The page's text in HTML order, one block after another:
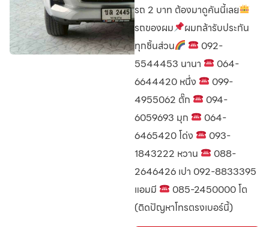
รถ 2 บาท ต้องมาดูคันนี้เลย
รถของผม
ผมกล้ารับประกัน
ทุกชิ้นส่วน
092-
5544453 นานา
064-
6644420 หนึ่ง
099-
4955062 ตั๊ก
094-
6059693 มุก
064-
6465420 โด่ง
093-
1843222 หวาน
088-
2646426 เปา 092-8833395
แอมมี
085-2450000 โต
(ติดปัญหาโทรตรงเบอร์นี้)